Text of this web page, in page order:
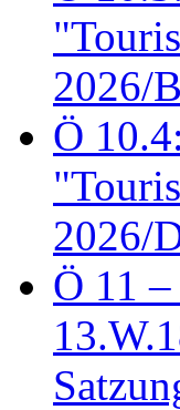
2026/
Ö
2026/
Ö 11